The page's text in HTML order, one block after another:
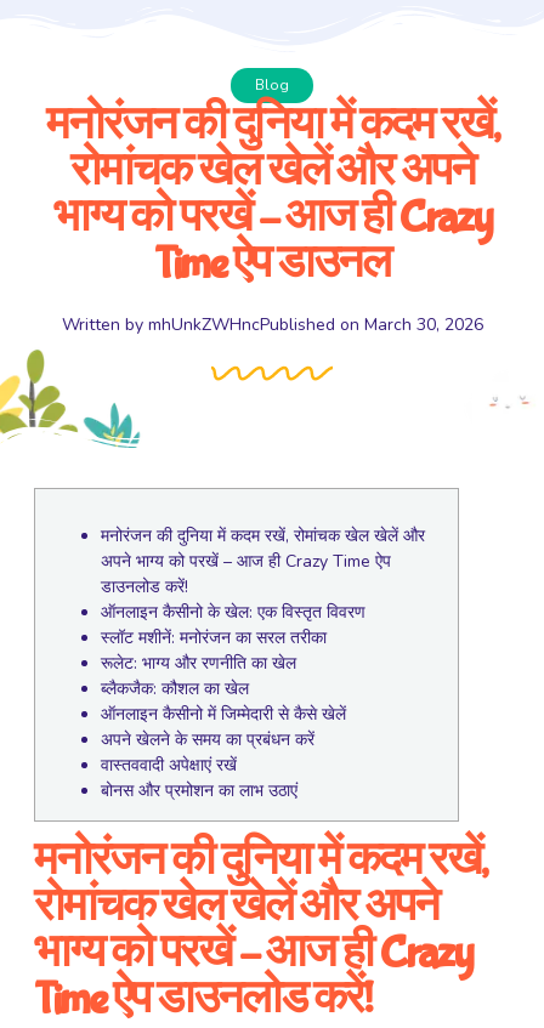
Blog
मनोरंजन की दुनिया में कदम रखें,
रोमांचक खेल खेलें और अपने
भाग्य को परखें – आज ही Crazy
Time ऐप डाउनल
Written bymhUnkZWHncPublished on March 30, 2026
मनोरंजन की दुनिया में कदम रखें, रोमांचक खेल खेलें और
अपने भाग्य को परखें – आज ही Crazy Time ऐप
डाउनलोड करें!
ऑनलाइन कैसीनो के खेल: एक विस्तृत विवरण
स्लॉट मशीनें: मनोरंजन का सरल तरीका
रूलेट: भाग्य और रणनीति का खेल
ब्लैकजैक: कौशल का खेल
ऑनलाइन कैसीनो में जिम्मेदारी से कैसे खेलें
अपने खेलने के समय का प्रबंधन करें
वास्तववादी अपेक्षाएं रखें
बोनस और प्रमोशन का लाभ उठाएं
मनोरंजन की दुनिया में कदम रखें,
रोमांचक खेल खेलें और अपने
भाग्य को परखें – आज ही Crazy
Time ऐप डाउनलोड करें!